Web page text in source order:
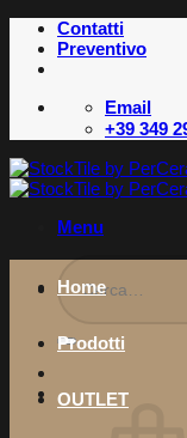
Salta
contenuti
Contatti
Preventivo
Email
+39 349
Menu
Cerca:
Home
Prodotti
OUTLET